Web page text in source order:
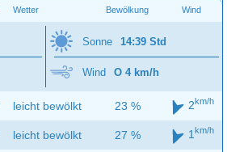
Wetter Bewölkung Wind
Sonne 14:39 Std
Wind O 4 km/h
leicht bewölkt 23 % 2km/h
leicht bewölkt 27 % 1 km/h